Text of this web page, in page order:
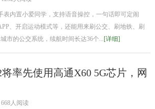
表内置小爱同学，支持语音操控，一句话即可定闹
、开启运动模式等，还能用来刷公交、刷地铁、刷
市的公交系统，续航时间长达36个...[详细]
将率先使用高通X60 5G芯片，网
668人阅读